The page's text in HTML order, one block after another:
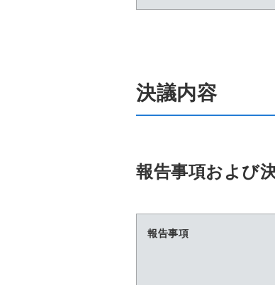
決議内容
報告事項および
報告事項